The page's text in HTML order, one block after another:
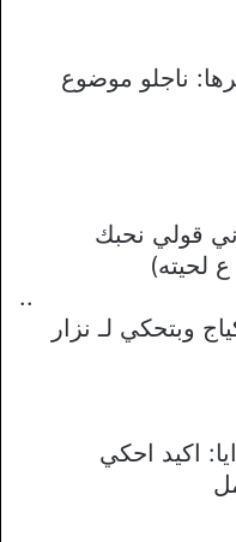
ناجلو موضوع
قولي نحبك
لحيته)
..
وبتحكي لـ نزار
اكيد احكي